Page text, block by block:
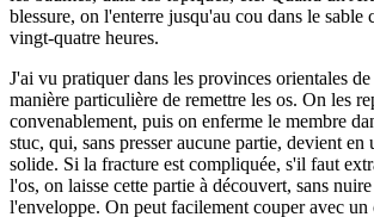
blessure, on l'enterre jusqu'au cou dans le sable
vingt-quatre heures.
J'ai vu pratiquer dans les provinces orientales
manière particulière de remettre les os. On les
convenablement, puis on enferme le membre
stuc, qui, sans presser aucune partie, devient en
solide. Si la fracture est compliquée, s'il faut
l'os, on laisse cette partie à découvert, sans
l'enveloppe. On peut facilement couper avec un